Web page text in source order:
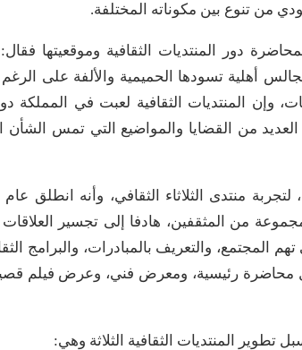
من تنوع بين مكوناته المختلفة.
دور المنتديات الثقافية وموقعيتها
أهلية تسودها الحميمية والألفة على
وإن المنتديات الثقافية لعبت في
العديد من القضايا والمواضيع التي تمس
من المثقفين، هادفا إلى تجسير العلاقات
المجتمع، والتعريف بالمبادرات، والبرامج
محاضرة رئيسية، ومعرض فني، وعرض فيلم
تطوير المنتديات الثقافية الثلاثة وهي: